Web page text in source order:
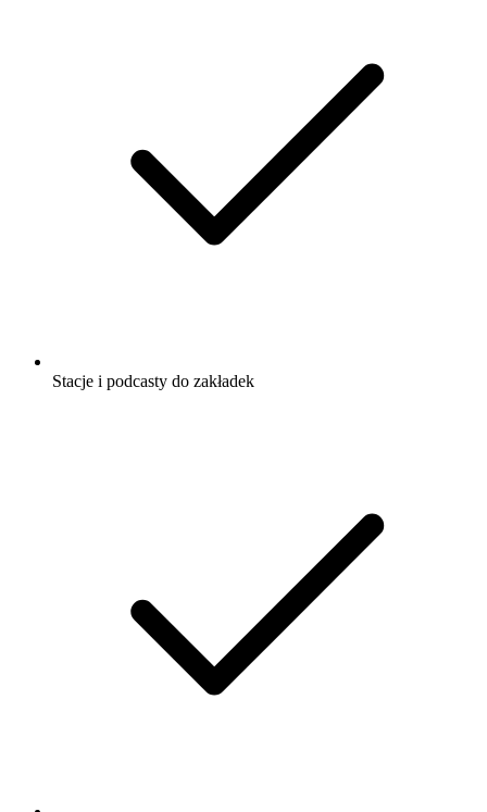
Stacje i podcasty do zakładek